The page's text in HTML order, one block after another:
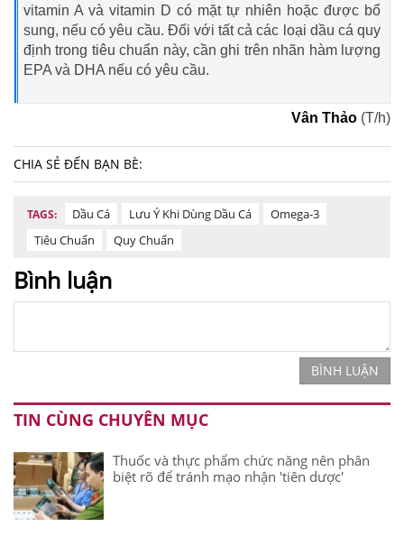
vitamin A và vitamin D có mặt tự nhiên hoặc được bổ
sung, nếu có yêu cầu. Đối với tất cả các loại dầu cá quy
định trong tiêu chuẩn này, cần ghi trên nhãn hàm lượng
EPA và DHA nếu có yêu cầu.
Vân Thảo (T/h)
CHIA SẺ ĐẾN BẠN BÈ:
TAGS: Dầu Cá Lưu Ý Khi Dùng Dầu Cá
Omega-3
Tiêu Chuẩn
Quy Chuẩn
Bình luận
BÌNH LUẬN
TIN CÙNG CHUYÊN MỤC
Thuốc và thực phẩm chức năng nên phân
biệt rõ để tránh mạo nhận 'tiên dược'